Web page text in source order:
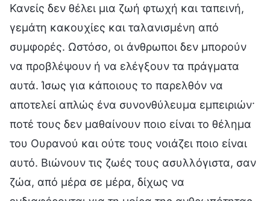
Κανείς δεν θέλει μια ζωή φτωχή και ταπεινή,
γεμάτη κακουχίες και ταλανισμένη από
συμφορές. Ωστόσο, οι άνθρωποι δεν μπορούν
να προβλέψουν ή να ελέγξουν τα πράγματα
αυτά. Ίσως για κάποιους το παρελθόν να
αποτελεί απλώς ένα συνονθύλευμα εμπειριών·
ποτέ τους δεν μαθαίνουν ποιο είναι το θέλημα
του Ουρανού και ούτε τους νοιάζει ποιο είναι
αυτό. Βιώνουν τις ζωές τους ασυλλόγιστα, σαν
ζώα, από μέρα σε μέρα, δίχως να